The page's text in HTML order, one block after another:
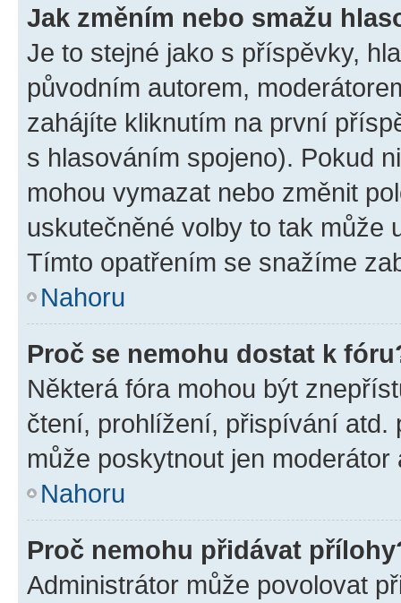
Jak změním nebo smažu
Je to stejné jako s příspěvky,
původním autorem,
zahájíte kliknutím na první
s hlasováním spojeno). Pokud
mohou vymazat nebo změnit
uskutečněné volby to tak může
Tímto opatřením se snažíme
Nahoru
Proč se nemohu dostat k
Některá fóra mohou být
čtení, prohlížení, přispívání atd.
může poskytnout jen
Nahoru
Proč nemohu přidávat
Administrátor může povolovat